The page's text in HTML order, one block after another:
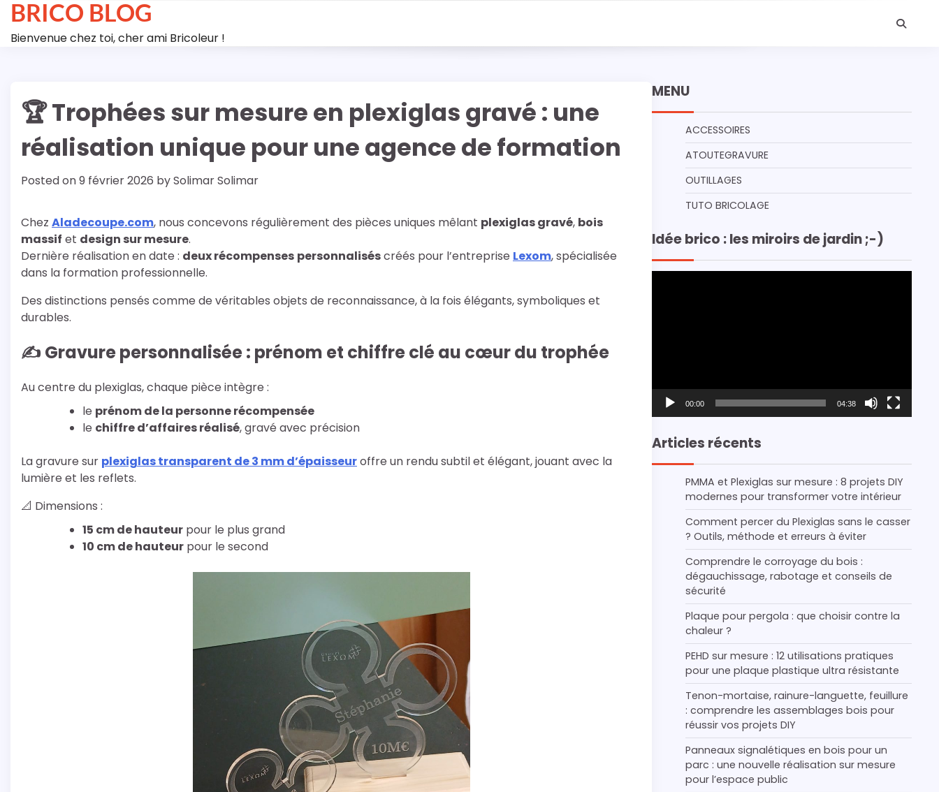
Skip
content
BRICO BLOG
Bienvenue chez toi, cher ami Bricoleur !
🏆 Trophées sur mesure en plexiglas gravé : une
réalisation unique pour une agence de formation
Posted on9 février 2026 bySolimar Solimar
Chez Aladecoupe.com, nous concevons régulièrement des pièces uniques mêlant plexiglas gravé, bois
massif et design sur mesure.
Dernière réalisation en date : deux récompenses personnaliséscréés pour l’entreprise Lexom, spécialisée
dans la formation professionnelle.
Des distinctions pensés comme de véritables objets de reconnaissance, à la fois élégants, symboliques et
durables.
✍️ Gravure personnalisée : prénom et chiffre clé au cœur du trophée
Au centre du plexiglas, chaque pièce intègre :
le prénom de la personne récompensée
le chiffre d’affaires réalisé, gravé avec précision
La gravure sur plexiglas transparent de 3 mm d’épaisseuroffre un rendu subtil et élégant, jouant avec la
lumière et les reflets.
📐 Dimensions :
15 cm de hauteur pour le plus grand
10 cm de hauteur pour le second
MENU
ACCESSOIRES
ATOUTEGRAVURE
OUTILLAGES
TUTO BRICOLAGE
Idée brico : les miroirs de jardin ;-)
00:00 04:38
Articles récents
PMMA et Plexiglas sur mesure : 8 projets DIY
modernes pour transformer votre intérieur
Comment percer du Plexiglas sans le casser
? Outils, méthode et erreurs à éviter
Comprendre le corroyage du bois :
dégauchissage, rabotage et conseils de
sécurité
Plaque pour pergola : que choisir contre la
chaleur ?
PEHD sur mesure : 12 utilisations pratiques
pour une plaque plastique ultra résistante
Tenon-mortaise, rainure-languette, feuillure
: comprendre les assemblages bois pour
réussir vos projets DIY
Panneaux signalétiques en bois pour un
parc : une nouvelle réalisation sur mesure
pour l’espace public